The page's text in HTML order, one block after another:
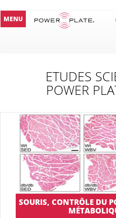
MENU
ETUDES
POWER
SOURIS, CONTRÔLE DU